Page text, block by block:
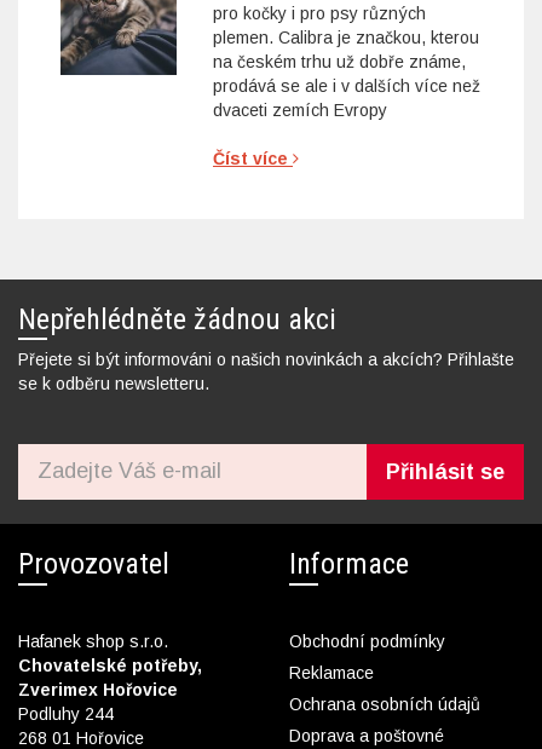
pro kočky i pro psy různých
plemen. Calibra je značkou, kterou
na českém trhu už dobře známe,
prodává se ale i v dalších více než
dvaceti zemích Evropy
Číst více
Nepřehlédněte žádnou akci
Přejete si být informováni o našich novinkách a akcích? Přihlašte
se k odběru newsletteru.
Přihlásit se
Provozovatel
Hafanek shop s.r.o.
Chovatelské potřeby,
Zverimex Hořovice
Podluhy 244
268 01 Hořovice
Informace
Obchodní podmínky
Reklamace
Ochrana osobních údajů
Doprava a poštovné